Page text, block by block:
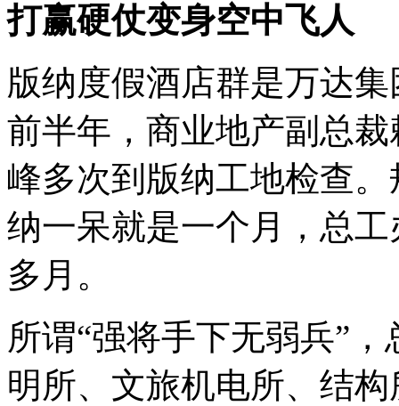
打赢硬仗变身空中飞人
版纳度假酒店群是万达
前半年，商业地产副总
峰多次到版纳工地检查
纳一呆就是一个月，总
多月。
所谓“强将手下无弱兵”
明所、文旅机电所、结